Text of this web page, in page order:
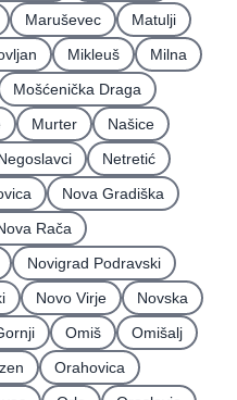
Maruševec
Matulji
Mikleuš
Milna
Mošćenička Draga
Murter
Našice
Netretić
Nova Gradiška
Rača
Novigrad Podravski
Novo Virje
Novska
Omiš
Omišalj
Orahovica